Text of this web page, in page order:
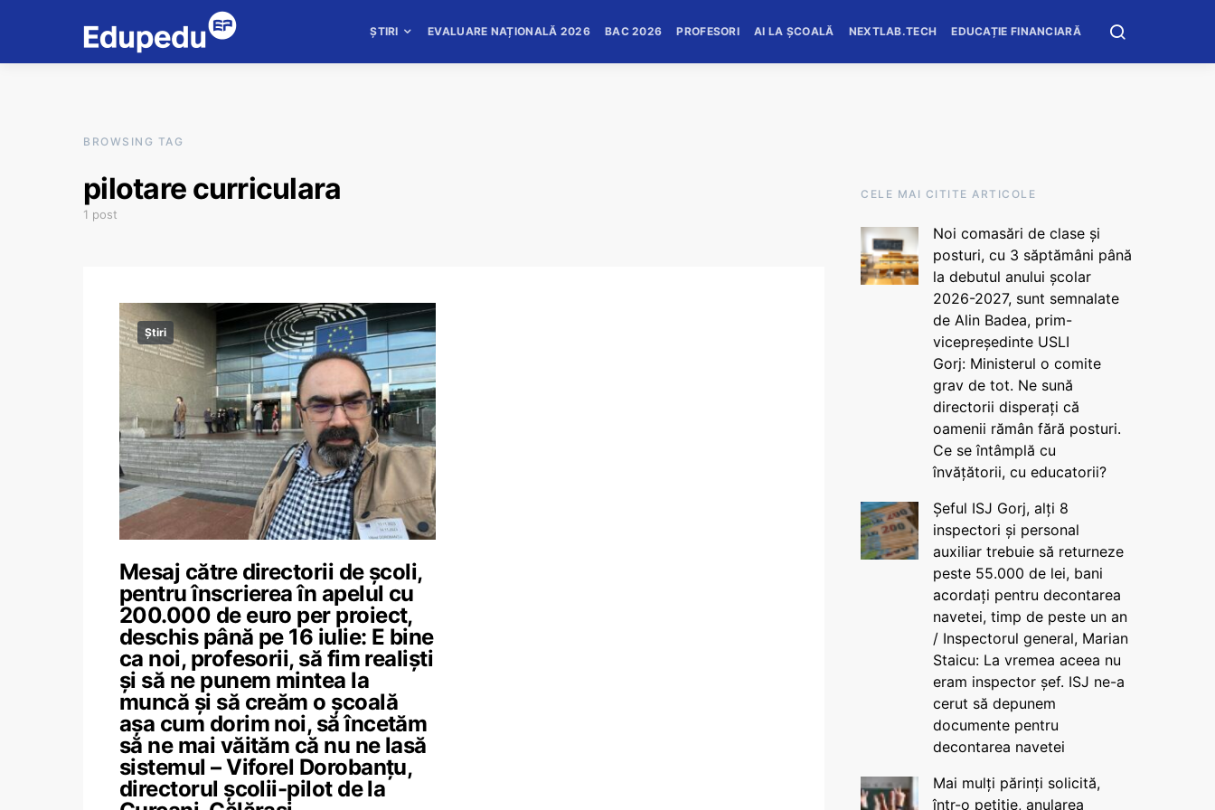
ȘTIRI EVALUARE NAȚIONALĂ 2026 BAC 2026 PROFESORI AI LA ȘCOALĂ NEXTLAB.TECH EDUCAȚIE FINANCIARĂ
BROWSING TAG
pilotare curriculara
1 post
Știri
Mesaj către directorii de școli,
pentru înscrierea în apelul cu
200.000 de euro per proiect,
deschis până pe 16 iulie: E bine
ca noi, profesorii, să fim realiști
și să ne punem mintea la
muncă și să creăm o școală
așa cum dorim noi, să încetăm
să ne mai văităm că nu ne lasă
sistemul – Viforel Dorobanțu,
directorul școlii-pilot de la
CELE MAI CITITE ARTICOLE
Noi comasări de clase și
posturi, cu 3 săptămâni până
la debutul anului școlar
2026-2027, sunt semnalate
de Alin Badea, prim-
vicepreședinte USLI
Gorj: Ministerul o comite
grav de tot. Ne sună
directorii disperați că
oamenii rămân fără posturi.
Ce se întâmplă cu
învățătorii, cu educatorii?
Șeful ISJ Gorj, alți 8
inspectori și personal
auxiliar trebuie să returneze
peste 55.000 de lei, bani
acordați pentru decontarea
navetei, timp de peste un an
/ Inspectorul general, Marian
Staicu: La vremea aceea nu
eram inspector șef. ISJ ne-a
cerut să depunem
documente pentru
decontarea navetei
Mai mulți părinți solicită,
într-o petiție, anularea